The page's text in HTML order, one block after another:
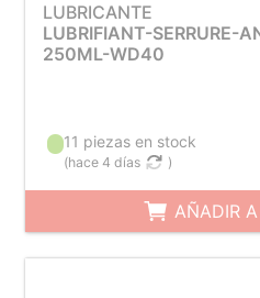
LUBRICANTE
LUBRIFIANT-SERRURE-
250ML-WD40
11 piezas en stock
(hace 4 días )
AÑADIR